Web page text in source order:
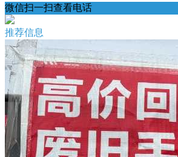
微信扫一扫查看电话
推荐信息